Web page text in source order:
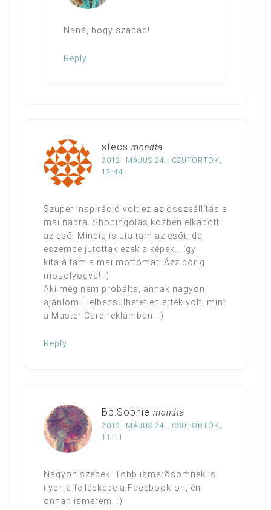
Naná, hogy szabad!
Reply
stecs mondta
2012. MÁJUS 24., CSÜTÖRTÖK,
12:44
Szuper inspiráció volt ez az összeállítás a
mai napra. Shopingolás közben elkapott
az eső. Mindig is utáltam az esőt, de
eszembe jutottak ezek a képek… így
kitaláltam a mai mottómat: Ázz bőrig
mosolyogva! :)
Aki még nem próbálta, annak nagyon
ajánlom. Felbecsülhetetlen érték volt, mint
a Master Card reklámban. :)
Reply
Bb.Sophie mondta
2012. MÁJUS 24., CSÜTÖRTÖK,
11:11
Nagyon szépek. Több ismerősömnek is
ilyen a fejlécképe a Facebook-on, én
onnan ismerem. :)